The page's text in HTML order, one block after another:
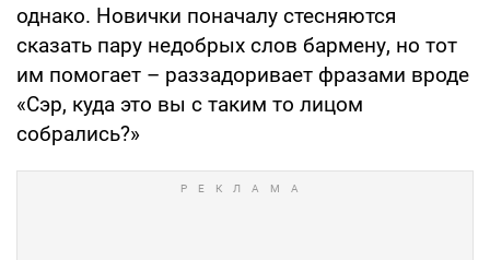
однако. Новички поначалу стесняются
сказать пару недобрых слов бармену, но тот
им помогает – раззадоривает фразами вроде
«Сэр, куда это вы с таким то лицом
собрались?»